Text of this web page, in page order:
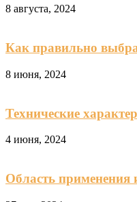
8 августа, 2024
Как правильно
8 июня, 2024
Технические
4 июня, 2024
Область применения